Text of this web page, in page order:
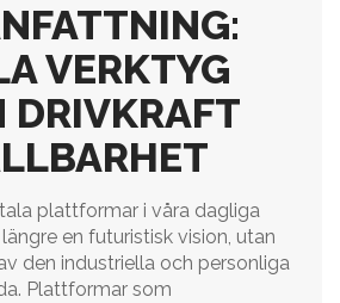
VERKTYG
DRIVKRAFT
plattformar i våra dagliga
en futuristisk vision, utan
den industriella och personliga
Plattformar som